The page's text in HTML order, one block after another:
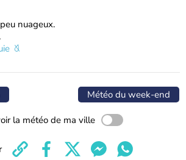
nuageux.
Météo du week-end
la météo de ma ville